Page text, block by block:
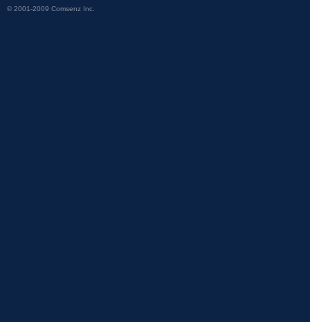
© 2001-2009 Comsenz Inc.